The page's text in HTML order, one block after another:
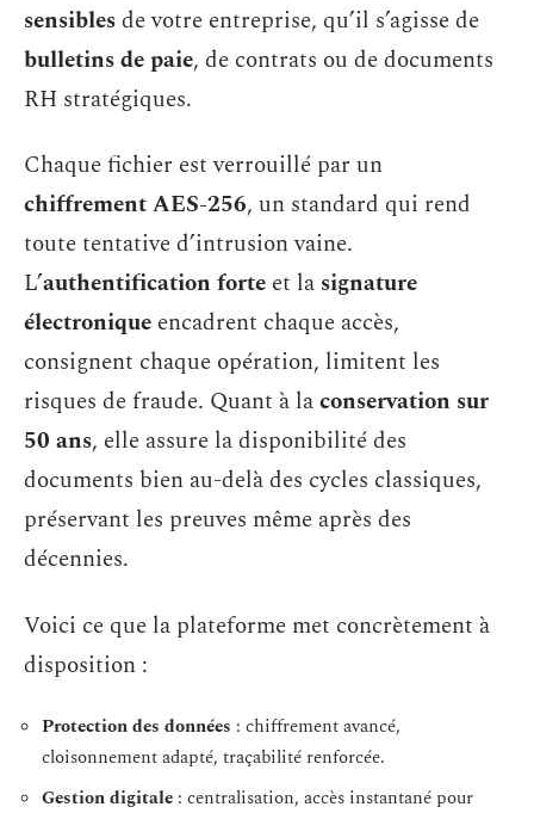
sensiblesde votre entreprise, qu’il s’agisse de
bulletins de paie, de contrats ou de documents
RH stratégiques.
Chaque fichier est verrouillé par un
chiffrement AES-256, un standard qui rend
toute tentative d’intrusion vaine.
L’authentification forte et la signature
électronique encadrent chaque accès,
consignent chaque opération, limitent les
risques de fraude. Quant à laconservation sur
50 ans, elle assure la disponibilité des
documents bien au-delà des cycles classiques,
préservant les preuves même après des
décennies.
Voici ce que la plateforme met concrètement à
disposition :
Protection des données : chiffrement avancé,
cloisonnement adapté, traçabilité renforcée.
Gestion digitale : centralisation, accès instantané pour